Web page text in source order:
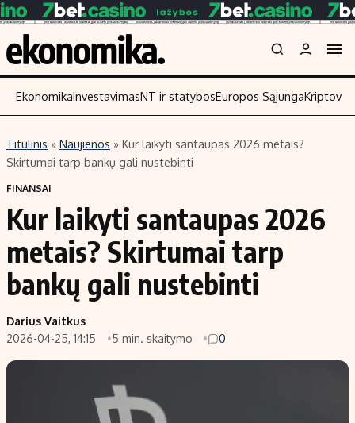
Turinys
Naujienos
Aplinka
Energetika
Ekonomika
NT ir statybos
Skaitykite
Įmonės
Žemės ūkis
Technologijos
Laisvalaikis
Populiarios temos
EkonomikaInvestavimasNT ir statybosEuropos Sąjunga
Titulinis » Naujienos » Kur laikyti santaupas 2026 metais?
Skirtumai tarp bankų gali nustebinti
FINANSAI
Kur laikyti santaupas 2026
metais? Skirtumai tarp
bankų gali nustebinti
Darius Vaitkus
2026-04-25, 14:15
5 min. skaitymo 0